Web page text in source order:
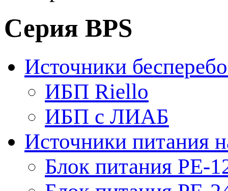
Серия BPS
Источники
ИБП Riello
ИБП с ЛИАБ
Источники питания
Блок питания PE-